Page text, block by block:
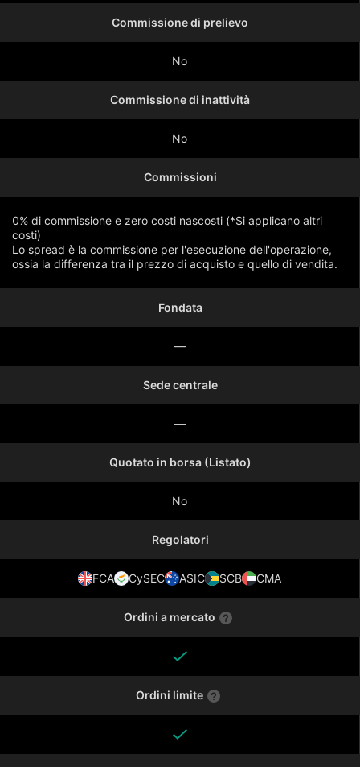
Commissione di prelievo
No
Commissione di inattività
No
Commissioni
0% di commissione e zero costi nascosti (*Si applicano altri
costi)
Lo spread è la commissione per l'esecuzione dell'operazione,
ossia la differenza tra il prezzo di acquisto e quello di vendita.
Mostra di più
Fondata
—
Sede centrale
—
Quotato in borsa (Listato)
No
Regolatori
FCA CySEC ASIC SCB CMA
Ordini a mercato
Ordini limite